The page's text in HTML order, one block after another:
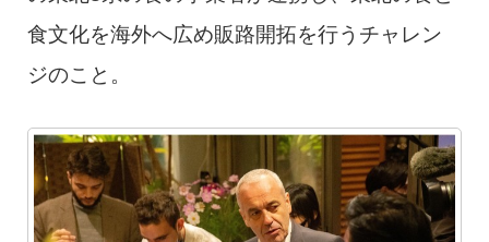
食文化を海外へ広め販路開拓を行うチャレン
ジのこと。